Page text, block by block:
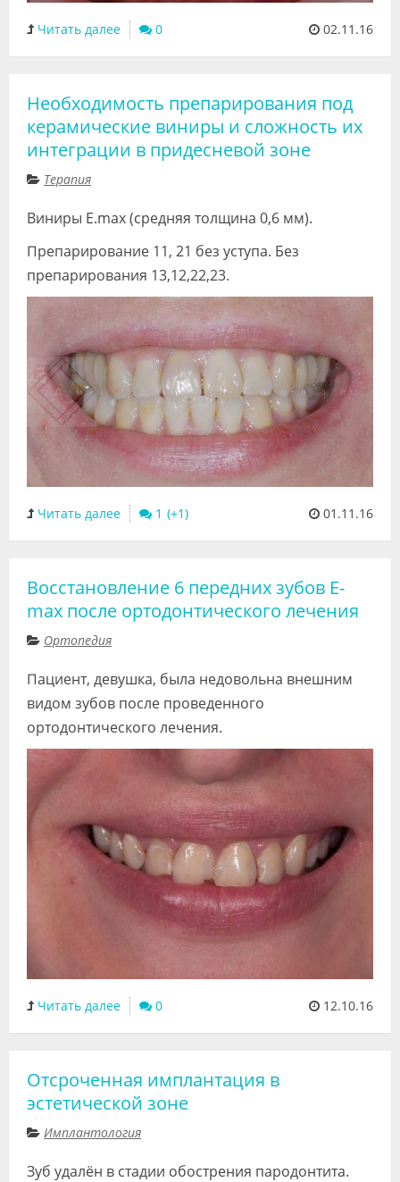
Читать далее 0 02.11.16
Необходимость препарирования под
керамические виниры и сложность их
интеграции в придесневой зоне
Терапия
Виниры E.max (средняя толщина 0,6 мм).
Препарирование 11, 21 без уступа. Без
препарирования 13,12,22,23.
Читать далее 1 01.11.16
Восстановление 6 передних зубов E-
max после ортодонтического лечения
Ортопедия
Пациент, девушка, была недовольна внешним
видом зубов после проведенного
ортодонтического лечения.
Читать далее 0 12.10.16
Отсроченная имплантация в
эстетической зоне
Имплантология
Зуб удалён в стадии обострения пародонтита.